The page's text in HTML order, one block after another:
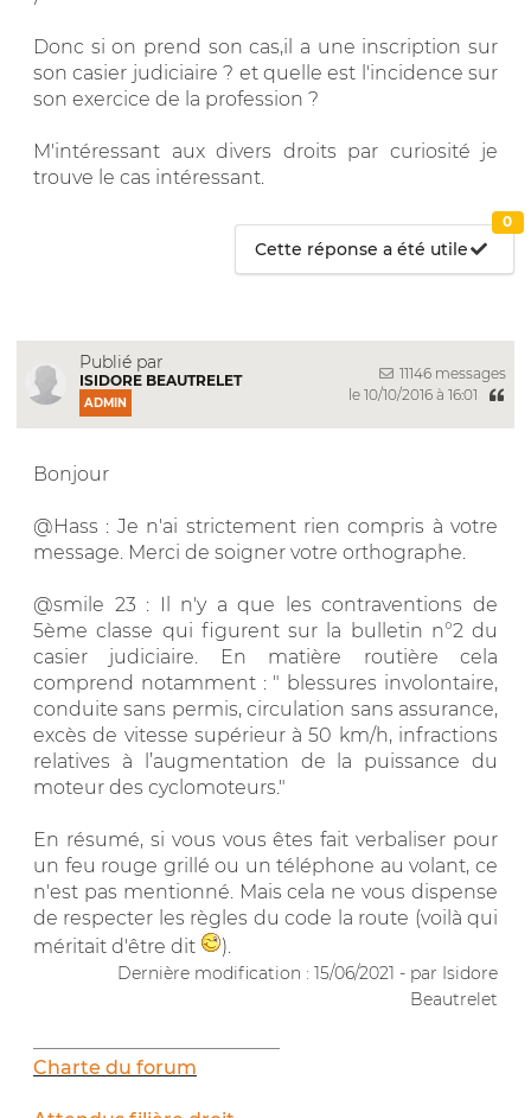
Donc si on prend son cas,il a une inscription sur
son casier judiciaire ? et quelle est l'incidence sur
son exercice de la profession ?
M'intéressant aux divers droits par curiosité je
trouve le cas intéressant.
Cette réponse a été utile
0
Publié par
ISIDORE BEAUTRELET
ADMIN
11146 messages
le 10/10/2016 à 16:01
Bonjour
@Hass : Je n'ai strictement rien compris à votre
message. Merci de soigner votre orthographe.
@smile 23 : Il n'y a que les contraventions de
5ème classe qui figurent sur la bulletin n°2 du
casier judiciaire. En matière routière cela
comprend notamment : " blessures involontaire,
conduite sans permis, circulation sans assurance,
excès de vitesse supérieur à 50 km/h, infractions
relatives à l’augmentation de la puissance du
moteur des cyclomoteurs."
En résumé, si vous vous êtes fait verbaliser pour
un feu rouge grillé ou un téléphone au volant, ce
n'est pas mentionné. Mais cela ne vous dispense
de respecter les règles du code la route (voilà qui
méritait d'être dit
).
Dernière modification : 15/06/2021 - par Isidore
Beautrelet
Charte du forum